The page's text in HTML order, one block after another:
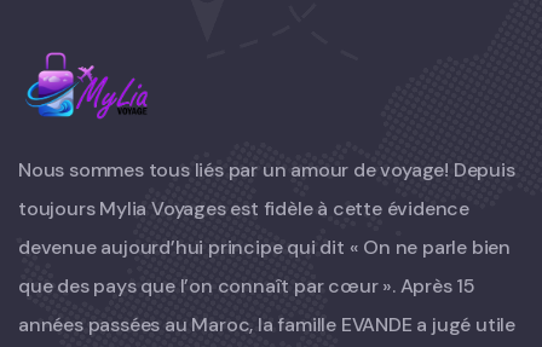
Nous sommes tous liés par un amour de voyage! Depuis
toujours Mylia Voyages est fidèle à cette évidence
devenue aujourd’hui principe qui dit « On ne parle bien
que des pays que l’on connaît par cœur ». Après 15
années passées au Maroc, la famille EVANDE a jugé utile